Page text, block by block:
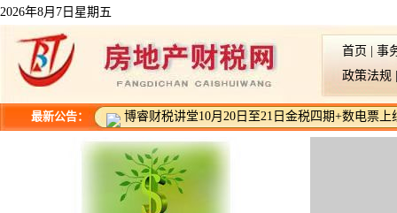
2026年8月7日星期五
首页
事
政策法规
最新公告： 博睿财税讲堂10月20日至21日金税四期+数电票